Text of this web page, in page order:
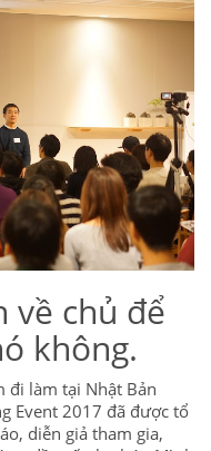
về chủ để
không.
đi làm tại Nhật Bản
Event 2017 đã được tổ
diễn giả tham gia,